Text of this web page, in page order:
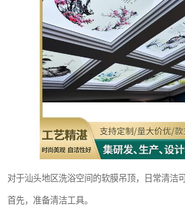
对于汕头地区洗浴空间的软膜吊顶，日常清洁
首先，准备清洁工具。